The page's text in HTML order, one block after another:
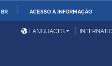
ACESSO À INFORMAÇÃO
Ministério das Relações
ExterioresLANGUAGES